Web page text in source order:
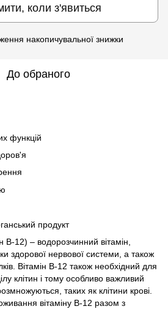
коли з'явиться
накопичувальної знижки
До обраного
функцій
продукт
B-12) – водорозчинний вітамін,
здорової нервової системи, а також
Вітамін B-12 також необхідний для
клітин і тому особливо важливий
таких як клітини крові.
вітаміну B-12 разом з